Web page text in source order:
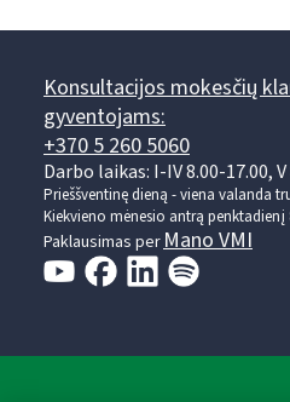
Konsultacijos mokesčių
gyventojams:
+370 5 260 5060
Darbo laikas: I-IV 8.00-17.00, V
Prieššventinę dieną - viena valanda
Kiekvieno mėnesio antrą penktadienį
Paklausimas per Mano VMI